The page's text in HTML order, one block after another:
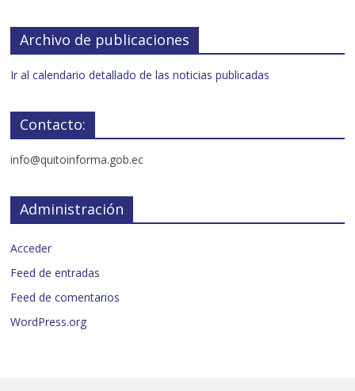
Archivo de publicaciones
Ir al calendario detallado de las noticias publicadas
Contacto:
info@quitoinforma.gob.ec
Administración
Acceder
Feed de entradas
Feed de comentarios
WordPress.org